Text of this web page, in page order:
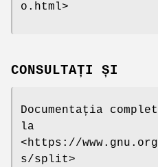
o.html>
CONSULTAȚI ȘI
Documentația
la
<https://
s/split>